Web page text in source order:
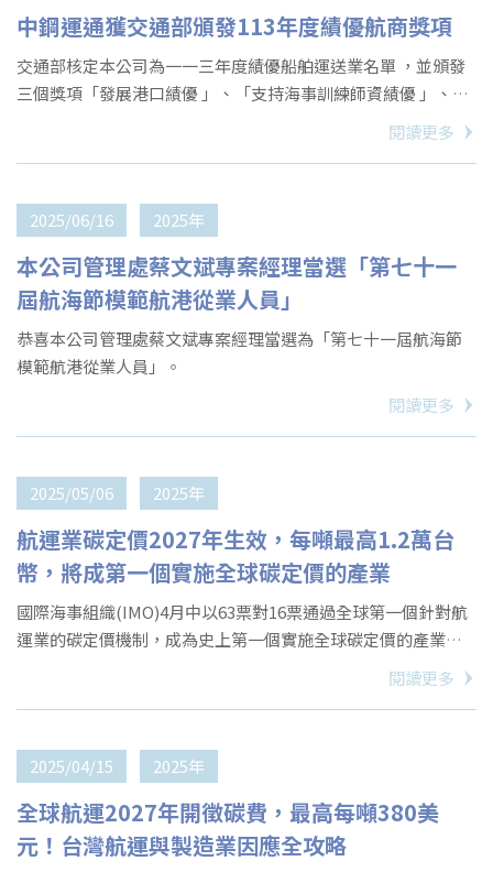
中鋼運通獲交通部頒發113年度績優航商獎項
交通部核定本公司為一一三年度績優船舶運送業名單 ，並頒發
三個獎項「發展港口績優 」、「支持海事訓練師資績優 」、
閱讀更多
2025/06/16 2025年
本公司管理處蔡文斌專案經理當選「第七十一
屆航海節模範航港從業人員」
恭喜本公司管理處蔡文斌專案經理當選為「第七十一屆航海節
模範航港從業人員」。
閱讀更多
2025/05/06 2025年
航運業碳定價2027年生效，每噸最高1.2萬台
幣，將成第一個實施全球碳定價的產業
國際海事組織(IMO)4月中以63票對16票通過全球第一個針對航
運業的碳定價機制，成為史上第一個實施全球碳定價的產業，
閱讀更多
2025/04/15 2025年
全球航運2027年開徵碳費，最高每噸380美
元！台灣航運與製造業因應全攻略